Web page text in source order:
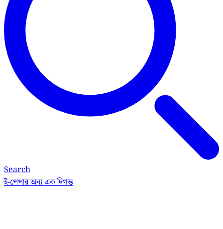
Search
ই-পেপারঅন্য এক দিগন্ত